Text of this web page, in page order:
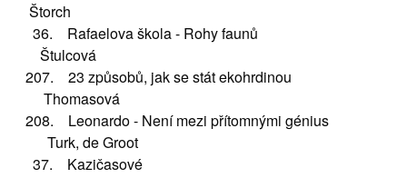
Štorch
36. Rafaelova škola - Rohy faunů
Štulcová
207. 23 způsobů, jak se stát ekohrdinou
Thomasová
208. Leonardo - Není mezi přítomnými génius
Turk, de Groot
37. Kazičasové